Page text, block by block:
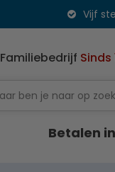
Vijf
Familiebedrijf Sinds
Betalen